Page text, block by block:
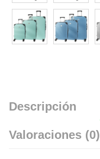
Descripción
Valoraciones (0)